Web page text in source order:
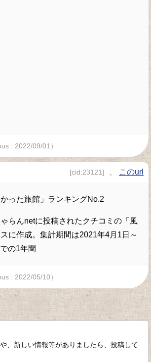
: 2022/09/01）
[cid:23121] このurl
った旅館」ランキングNo.2
らんnetに投稿されたクチコミの「風
に作成。集計期間は2021年4月1日～
の1年間
: 2022/05/10）
、新しい情報等がありましたら、投稿して